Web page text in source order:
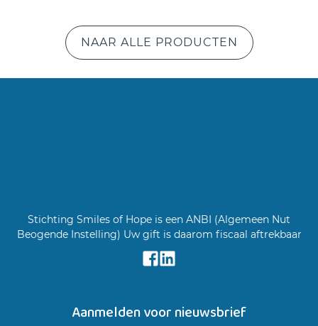
NAAR ALLE PRODUCTEN
Stichting Smiles of Hope is een ANBI (Algemeen Nut
Beogende Instelling) Uw gift is daarom fiscaal aftrekbaar
Aanmelden voor nieuwsbrief